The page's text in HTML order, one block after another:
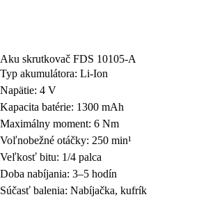
Aku skrutkovač FDS 10105-A
Typ akumulátora: Li-Ion
Napätie: 4 V
Kapacita batérie: 1300 mAh
Maximálny moment: 6 Nm
Voľnobežné otáčky: 250 min¹
Veľkosť bitu: 1/4 palca
Doba nabíjania: 3–5 hodín
Súčasť balenia: Nabíjačka, kufrík